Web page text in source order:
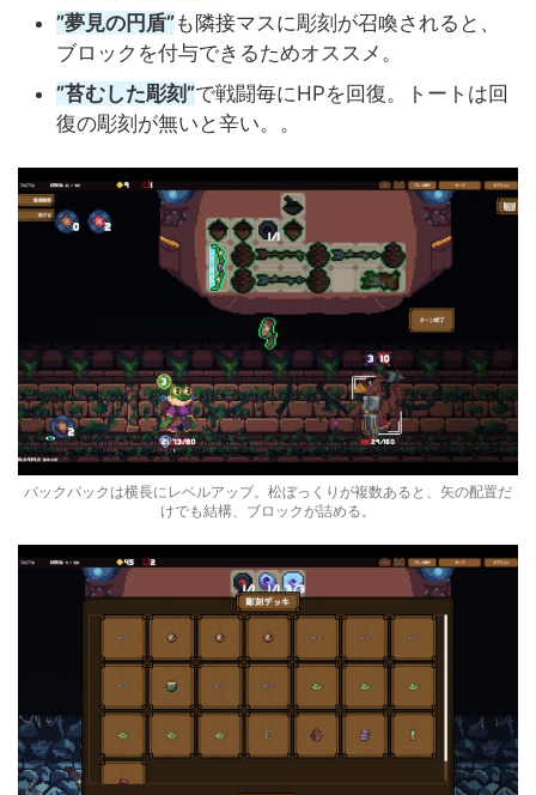
”夢見の円盾”も隣接マスに彫刻が召喚されると、
ブロックを付与できるためオススメ。
”苔むした彫刻”で戦闘毎にHPを回復。トートは回
復の彫刻が無いと辛い。。
バックパックは横長にレベルアップ。松ぼっくりが複数あると、矢の配置だ
けでも結構、ブロックが詰める。